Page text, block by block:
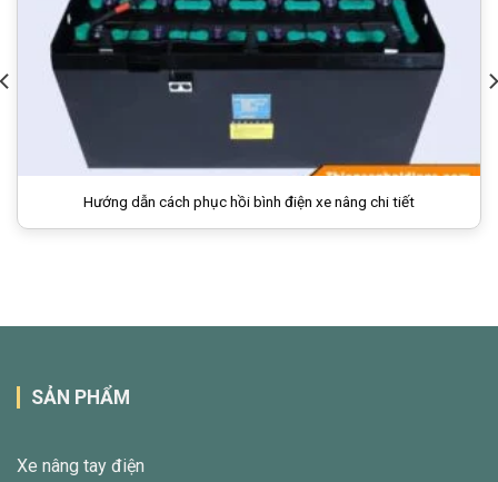
Hướng dẫn cách phục hồi bình điện xe nâng chi tiết
SẢN PHẨM
Xe nâng tay điện